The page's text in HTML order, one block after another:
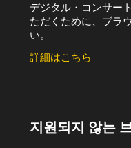
デジタル・コンサー
ただくために、ブラ
い。
詳細はこちら
지원되지 않는